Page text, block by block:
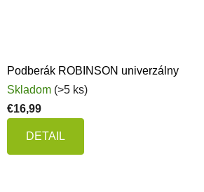
Podberák ROBINSON univerzálny
Skladom (>5 ks)
€16,99
DETAIL